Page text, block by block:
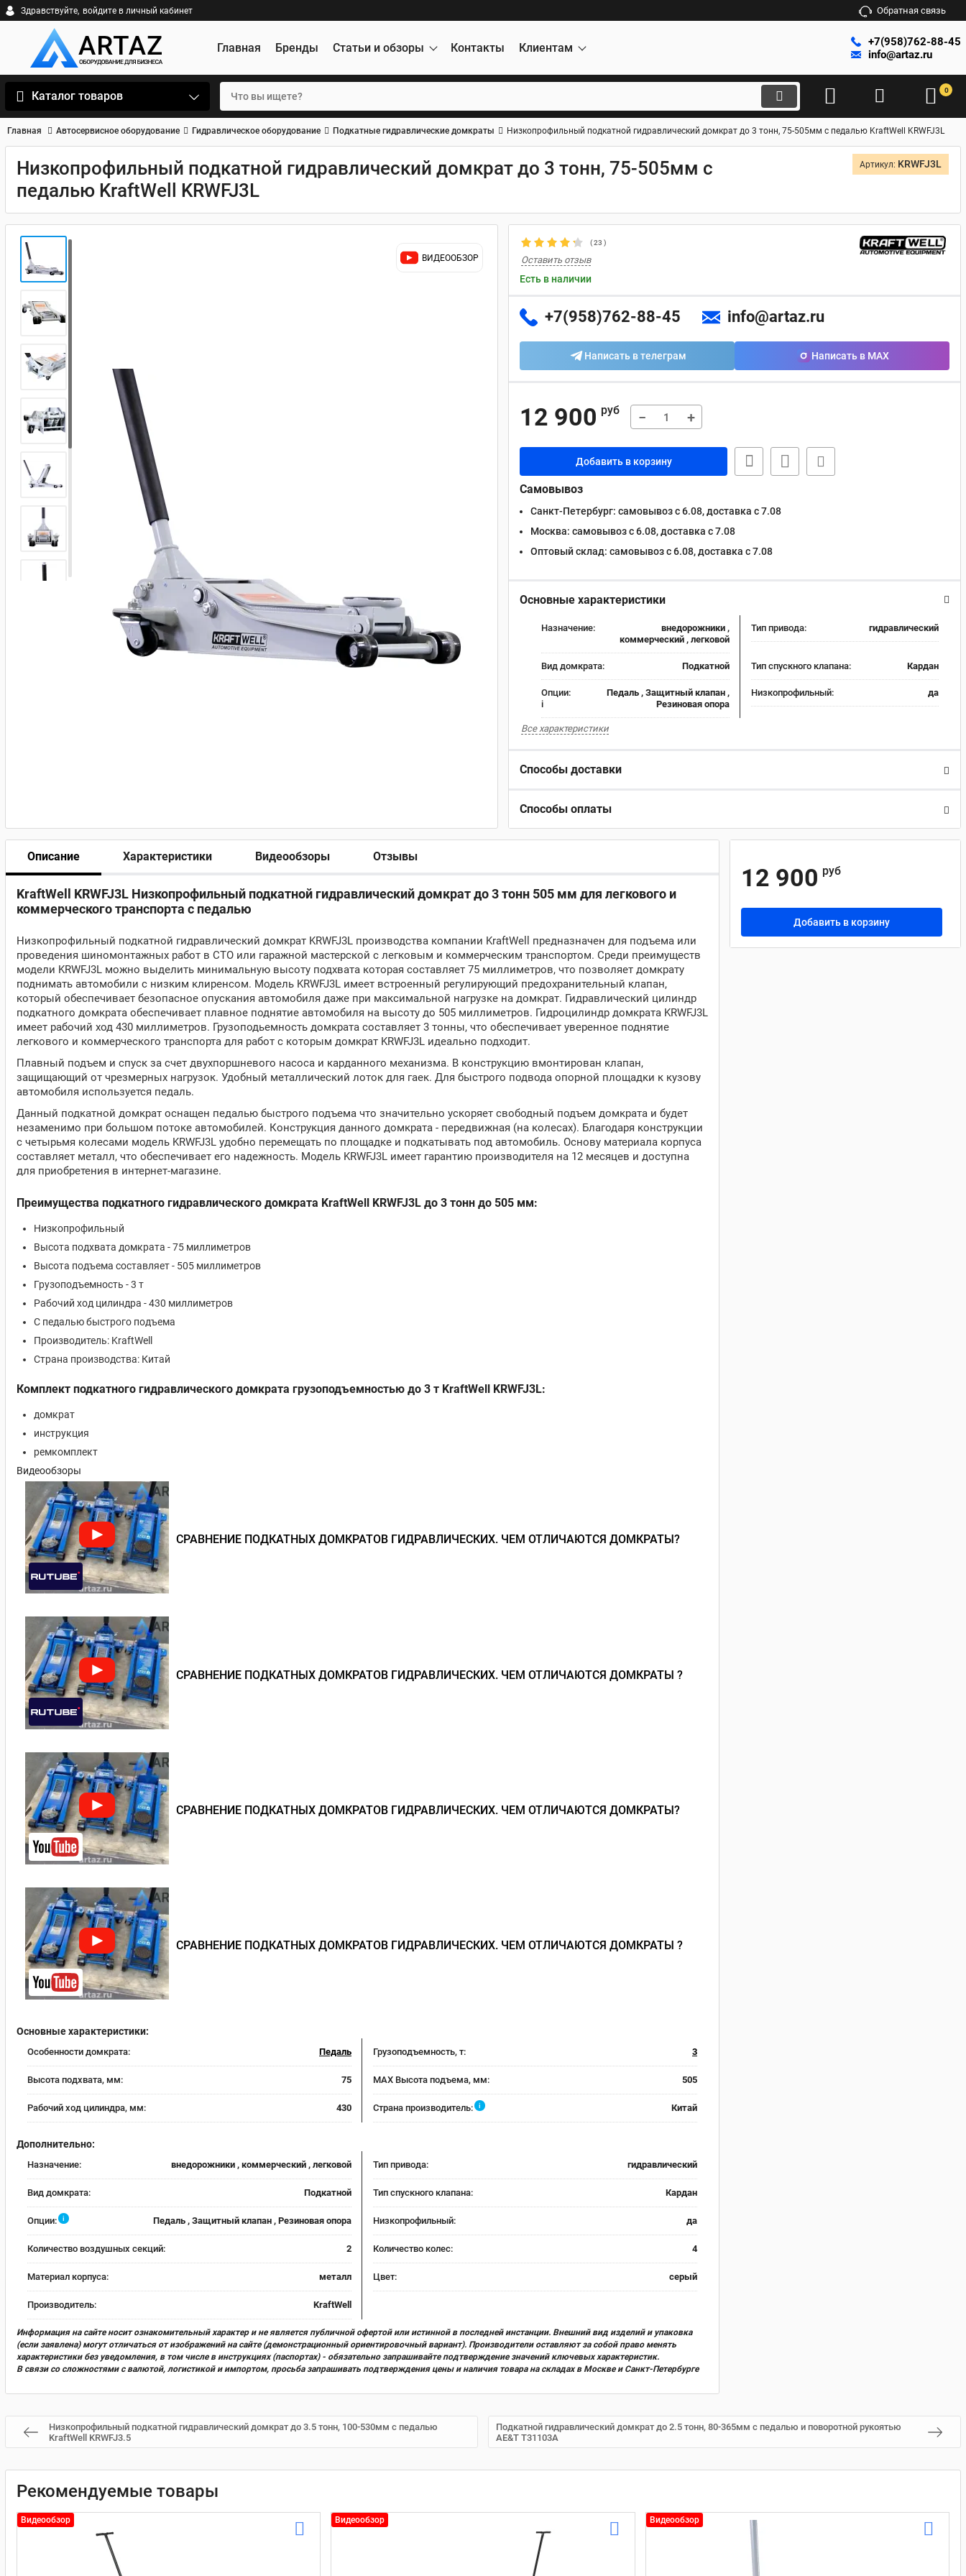
Здравствуйте, войдите в личный кабинет Обратная связь
Главная Бренды Статьи и обзоры Контакты Клиентам
+7(958)762-88-45
info@artaz.ru
Каталог товаров 0
Главная Автосервисное оборудование Гидравлическое оборудование Подкатные гидравлические домкраты Низкопрофильный подкатной гидравлический домкрат до 3 тонн, 75-505мм с педалью KraftWell KRWFJ3L
Низкопрофильный подкатной гидравлический домкрат до 3 тонн, 75-505мм с
педалью KraftWell KRWFJ3L
Артикул: KRWFJ3L
ВИДЕООБЗОР
(23 )
Оставить отзыв
Есть в наличии
+7(958)762-88-45 info@artaz.ru
Написать в телеграм Написать в MAX
12 900 руб − +
Добавить в корзину
Самовывоз
Санкт-Петербург: самовывоз с 6.08, доставка c 7.08
Москва: самовывоз с 6.08, доставка c 7.08
Оптовый склад: самовывоз с 6.08, доставка c 7.08
Основные характеристики
Назначение:
внедорожники ,
коммерческий , легковой
Тип привода: гидравлический
Вид домкрата: Подкатной Тип спускного клапана: Кардан
Опции:
i
Педаль , Защитный клапан ,
Резиновая опора
Низкопрофильный: да
Все характеристики
Способы доставки
Способы оплаты
Описание Характеристики Видеообзоры Отзывы
KraftWell KRWFJ3L Низкопрофильный подкатной гидравлический домкрат до 3 тонн 505 мм для легкового и
коммерческого транспорта с педалью
Низкопрофильный подкатной гидравлический домкрат KRWFJ3L производства компании KraftWell предназначен для подъема или
проведения шиномонтажных работ в СТО или гаражной мастерской с легковым и коммерческим транспортом. Среди преимуществ
модели KRWFJ3L можно выделить минимальную высоту подхвата которая составляет 75 миллиметров, что позволяет домкрату
поднимать автомобили с низким клиренсом. Модель KRWFJ3L имеет встроенный регулирующий предохранительный клапан,
который обеспечивает безопасное опускания автомобиля даже при максимальной нагрузке на домкрат. Гидравлический цилиндр
подкатного домкрата обеспечивает плавное поднятие автомобиля на высоту до 505 миллиметров. Гидроцилиндр домкрата KRWFJ3L
имеет рабочий ход 430 миллиметров. Грузоподьемность домкрата составляет 3 тонны, что обеспечивает уверенное поднятие
легкового и коммерческого транспорта для работ с которым домкрат KRWFJ3L идеально подходит.
Плавный подъем и спуск за счет двухпоршневого насоса и карданного механизма. В конструкцию вмонтирован клапан,
защищающий от чрезмерных нагрузок. Удобный металлический лоток для гаек. Для быстрого подвода опорной площадки к кузову
автомобиля используется педаль.
Данный подкатной домкрат оснащен педалью быстрого подъема что значительно ускоряет свободный подъем домкрата и будет
незаменимо при большом потоке автомобилей. Конструкция данного домкрата - передвижная (на колесах). Благодаря конструкции
с четырьмя колесами модель KRWFJ3L удобно перемещать по площадке и подкатывать под автомобиль. Основу материала корпуса
составляет металл, что обеспечивает его надежность. Модель KRWFJ3L имеет гарантию производителя на 12 месяцев и доступна
для приобретения в интернет-магазине.
Преимущества подкатного гидравлического домкрата KraftWell KRWFJ3L до 3 тонн до 505 мм:
Низкопрофильный
Высота подхвата домкрата - 75 миллиметров
Высота подъема составляет - 505 миллиметров
Грузоподъемность - 3 т
Рабочий ход цилиндра - 430 миллиметров
С педалью быстрого подъема
Производитель: KraftWell
Страна производства: Китай
Комплект подкатного гидравлического домкрата грузоподъемностью до 3 т KraftWell KRWFJ3L:
домкрат
инструкция
ремкомплект
Видеообзоры
СРАВНЕНИЕ ПОДКАТНЫХ ДОМКРАТОВ ГИДРАВЛИЧЕСКИХ. ЧЕМ ОТЛИЧАЮТСЯ ДОМКРАТЫ?
СРАВНЕНИЕ ПОДКАТНЫХ ДОМКРАТОВ ГИДРАВЛИЧЕСКИХ. ЧЕМ ОТЛИЧАЮТСЯ ДОМКРАТЫ ?
СРАВНЕНИЕ ПОДКАТНЫХ ДОМКРАТОВ ГИДРАВЛИЧЕСКИХ. ЧЕМ ОТЛИЧАЮТСЯ ДОМКРАТЫ?
СРАВНЕНИЕ ПОДКАТНЫХ ДОМКРАТОВ ГИДРАВЛИЧЕСКИХ. ЧЕМ ОТЛИЧАЮТСЯ ДОМКРАТЫ ?
Основные характеристики:
Особенности домкрата: Педаль Грузоподъемность, т: 3
Высота подхвата, мм: 75 MAX Высота подъема, мм: 505
Рабочий ход цилиндра, мм: 430 Страна производитель: i Китай
Дополнительно:
Назначение: внедорожники , коммерческий , легковой Тип привода: гидравлический
Вид домкрата: Подкатной Тип спускного клапана: Кардан
Опции: i Педаль , Защитный клапан , Резиновая опора Низкопрофильный: да
Количество воздушных секций: 2 Количество колес: 4
Материал корпуса: металл Цвет: серый
Производитель: KraftWell
Информация на сайте носит ознакомительный характер и не является публичной офертой или истинной в последней инстанции. Внешний вид изделий и упаковка
(если заявлена) могут отличаться от изображений на сайте (демонстрационный ориентировочный вариант). Производители оставляют за собой право менять
характеристики без уведомления, в том числе в инструкциях (паспортах) - обязательно запрашивайте подтверждение значений ключевых характеристик.
В связи со сложностями с валютой, логистикой и импортом, просьба запрашивать подтверждения цены и наличия товара на складах в Москве и Санкт-Петербурге
12 900 руб
Добавить в корзину
Низкопрофильный подкатной гидравлический домкрат до 3.5 тонн, 100-530мм с педалью
KraftWell KRWFJ3.5
Подкатной гидравлический домкрат до 2.5 тонн, 80-365мм с педалью и поворотной рукоятью
AE&T T31103A
Рекомендуемые товары
Видеообзор Видеообзор Видеообзор